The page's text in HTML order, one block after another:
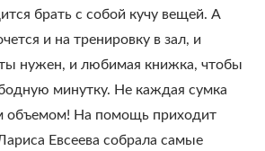
брать с собой кучу вещей. А
и на тренировку в зал, и
нужен, и любимая книжка, чтобы
минутку. Не каждая сумка
объемом! На помощь приходит
Евсеева собрала самые